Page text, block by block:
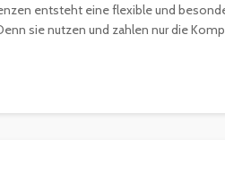
entsteht eine flexible und
sie nutzen und zahlen nur die